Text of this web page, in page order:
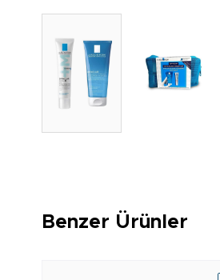
Benzer Ürünler